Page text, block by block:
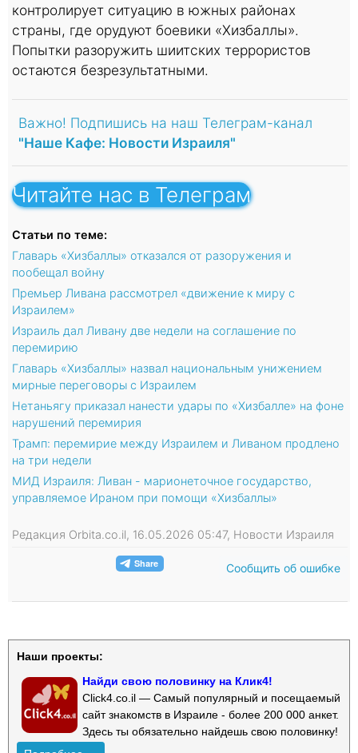
контролирует ситуацию в южных районах
страны, где орудуют боевики «Хизбаллы».
Попытки разоружить шиитских террористов
остаются безрезультатными.
Важно! Подпишись на наш Телеграм-канал
"Наше Кафе: Новости Израиля"
Читайте нас в Телеграм
Статьи по теме:
Главарь «Хизбаллы» отказался от разоружения и
пообещал войну
Премьер Ливана рассмотрел «движение к миру с
Израилем»
Израиль дал Ливану две недели на соглашение по
перемирию
Главарь «Хизбаллы» назвал национальным унижением
мирные переговоры с Израилем
Нетаньягу приказал нанести удары по «Хизбалле» на фоне
нарушений перемирия
Трамп: перемирие между Израилем и Ливаном продлено
на три недели
МИД Израиля: Ливан - марионеточное государство,
управляемое Ираном при помощи «Хизбаллы»
Редакция Orbita.co.il, 16.05.2026 05:47, Новости Израиля
Сообщить об ошибке
Наши проекты:
Найди свою половинку на Клик4!
Click4.co.il — Самый популярный и посещаемый
сайт знакомств в Израиле - более 200 000 анкет.
Здесь ты обязательно найдешь свою половинку!